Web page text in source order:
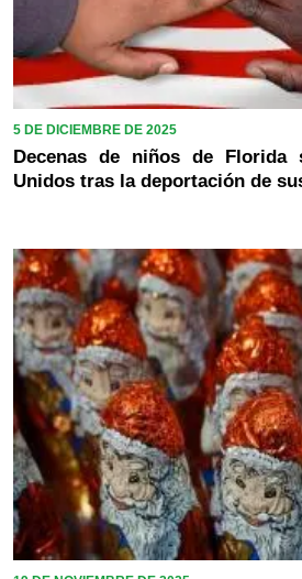
5 DE DICIEMBRE DE 2025
Decenas de niños de Florida
Unidos tras la deportación de